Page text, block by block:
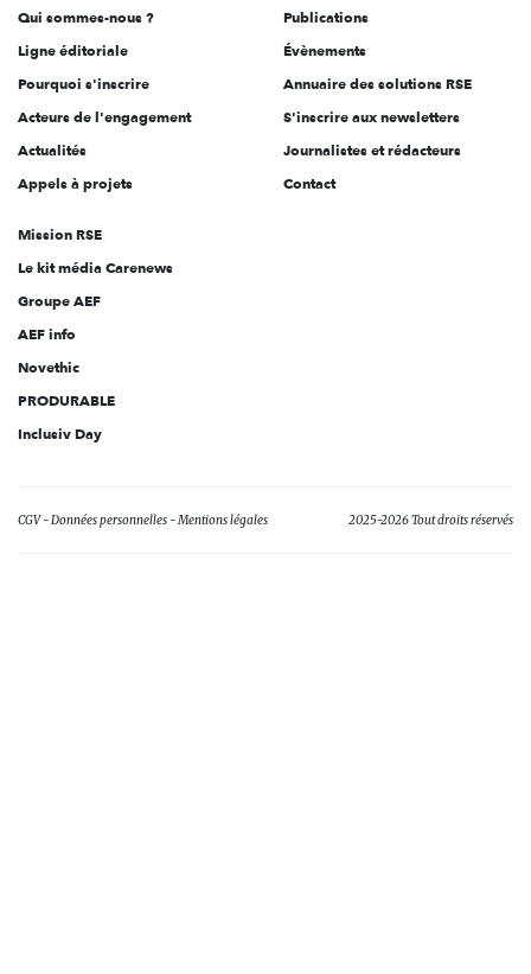
Qui sommes-nous ?
Ligne éditoriale
Pourquoi s'inscrire
Acteurs de l'engagement
Actualités
Appels à projets
Publications
Évènements
Annuaire des solutions RSE
S'inscrire aux newsletters
Journalistes et rédacteurs
Contact
Mission RSE
Le kit média Carenews
Groupe AEF
AEF info
Novethic
PRODURABLE
Inclusiv Day
CGV Données personnelles Mentions légales 2025-2026 Tout droits réservés